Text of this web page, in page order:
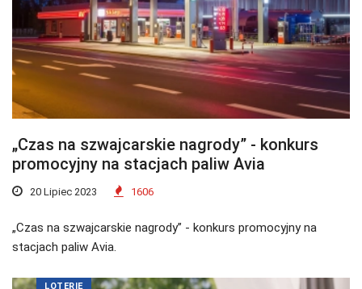
„Czas na szwajcarskie nagrody” - konkurs
promocyjny na stacjach paliw Avia
20 Lipiec 2023 1606
„Czas na szwajcarskie nagrody” - konkurs promocyjny na
stacjach paliw Avia.
LOTERIE